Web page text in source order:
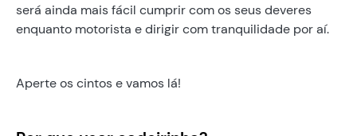
será ainda mais fácil cumprir com os seus deveres
enquanto motorista e dirigir com tranquilidade por aí.
Aperte os cintos e vamos lá!